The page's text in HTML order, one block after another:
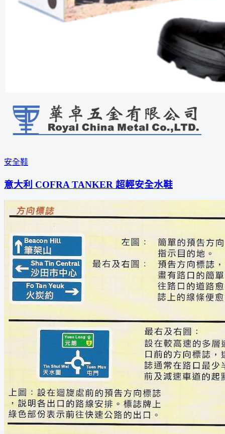
安全鞋
意大利 COFRA TANKER 超輕安全水鞋